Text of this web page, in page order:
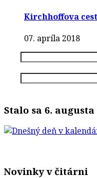
Kirchhoffova
07. apríla 2018
Stalo sa 6. augusta
Novinky v čitárni